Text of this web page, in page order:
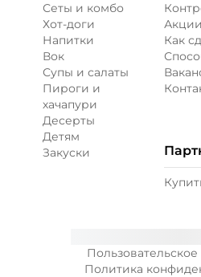
Политика
Сеты и комбо
Хот-доги
Напитки
Вок
Супы и салаты
Пироги и
хачапури
Десерты
Детям
Закуски
Как